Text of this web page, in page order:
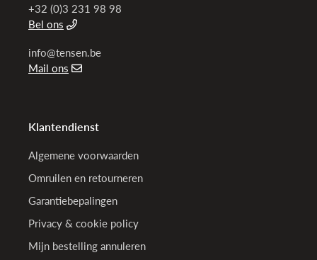
+32 (0)3 231 98 98
Bel ons
info@tensen.be
Mail ons
Klantendienst
Algemene voorwaarden
Omruilen en retourneren
Garantiebepalingen
Privacy & cookie policy
Mijn bestelling annuleren